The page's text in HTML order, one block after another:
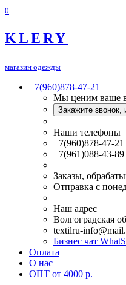
0
KLERY
магазин одежды
+7(960)878-47-21
Мы ценим ваше
Закажите
Наши телефоны
+7(960)878-47-21
+7(961)088-43-89
Заказы,
Отправка с
Наш адрес
Волгоградская
textilru-
Бизнес чат
Оплата
О нас
ОПТ от 4000 р.